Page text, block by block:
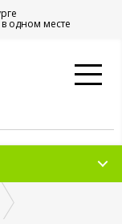
одном месте